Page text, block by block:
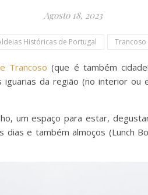
Agosto 18, 2023
Históricas de Portugal Trancoso
Trancoso (que é também
da região (no interior ou
um espaço para estar,
e também almoços (Lunch